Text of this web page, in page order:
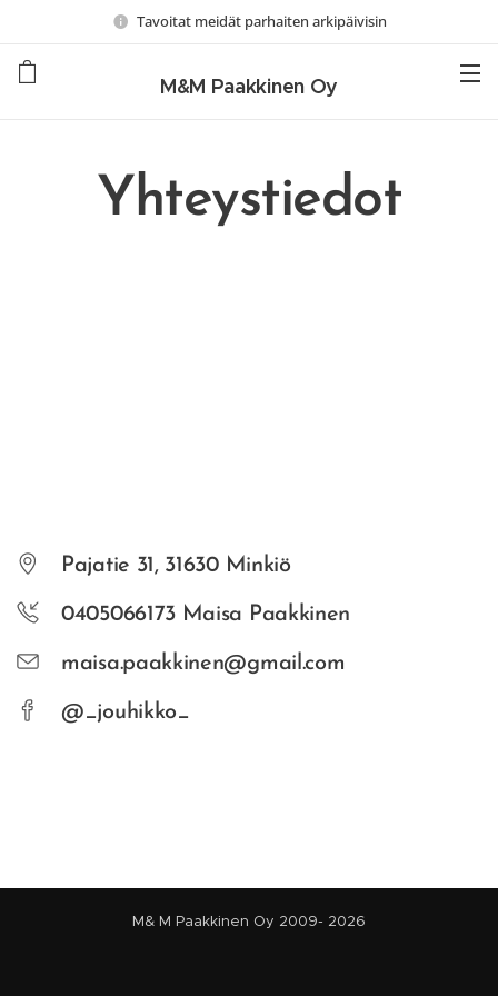
Tavoitat meidät parhaiten arkipäivisin
M&M Paakkinen Oy
Yhteystiedot
Pajatie 31, 31630 Minkiö
0405066173 Maisa Paakkinen
maisa.paakkinen@gmail.com
@_jouhikko_
M& M Paakkinen Oy 2009- 2026